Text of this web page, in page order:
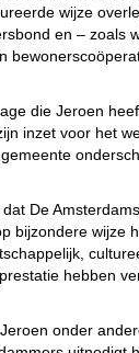
wijze
en – zoals
die Jeroen
inzet voor het
De
bijzondere wijze
hebben
onder